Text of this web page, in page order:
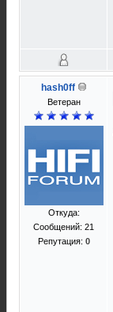
hash0ff
Ветеран
Откуда:
Сообщений: 21
Репутация: 0